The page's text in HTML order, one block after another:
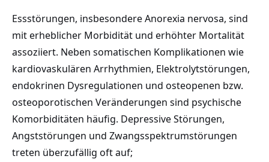
Essstörungen, insbesondere Anorexia nervosa, sind
mit erheblicher Morbidität und erhöhter Mortalität
assoziiert. Neben somatischen Komplikationen wie
kardiovaskulären Arrhythmien, Elektrolytstörungen,
endokrinen Dysregulationen und osteopenen bzw.
osteoporotischen Veränderungen sind psychische
Komorbiditäten häufig. Depressive Störungen,
Angststörungen und Zwangsspektrumstörungen
treten überzufällig oft auf;